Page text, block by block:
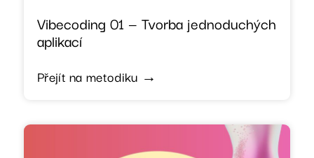
Vibecoding 01 — Tvorba jednoduchých
aplikací
Přejít na metodiku →